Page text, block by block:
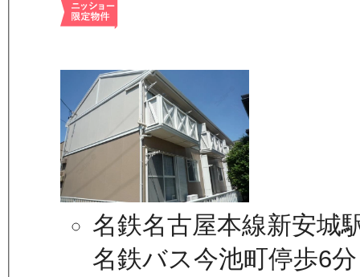
名鉄名古屋本線新安城
名鉄バス今池町停歩6分